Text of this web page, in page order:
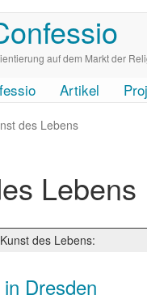
auf dem Markt der
Artikel
des Lebens
Lebens
des Lebens:
Dresden